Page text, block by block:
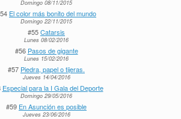
Domingo 08/11/2015
El color más bonito del mundo
Domingo 22/11/2015
#55Catarsis
Lunes 08/02/2016
#56 Pasos de gigante
Lunes 15/02/2016
#57 Piedra, papel o tijeras.
Jueves 14/04/2016
Especial para la I Gala del Deporte
Domingo 29/05/2016
#59 En Asunción es posible
Jueves 23/06/2016